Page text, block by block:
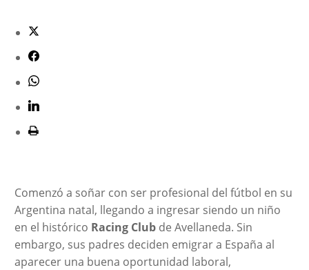
Comenzó a soñar con ser profesional del fútbol en su
Argentina natal, llegando a ingresar siendo un niño
en el histórico Racing Clubde Avellaneda. Sin
embargo, sus padres deciden emigrar a España al
aparecer una buena oportunidad laboral,